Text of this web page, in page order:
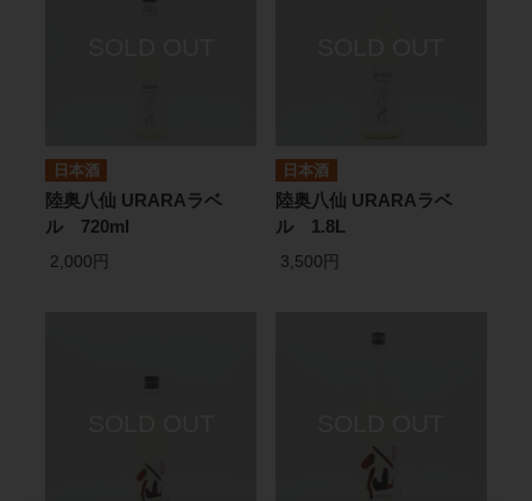
日本酒
陸奥八仙 URARAラベ
ル 720ml
2,000円
日本酒
陸奥八仙 URARAラベ
ル 1.8L
3,500円